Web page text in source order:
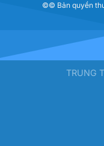
©© Bản quyền
TRUNG